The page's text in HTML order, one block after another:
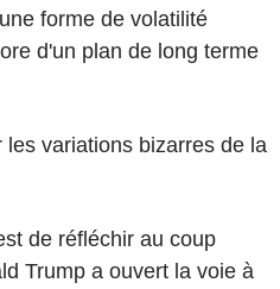
forme de volatilité
d'un plan de long terme
variations bizarres de la
de réfléchir au coup
Trump a ouvert la voie à